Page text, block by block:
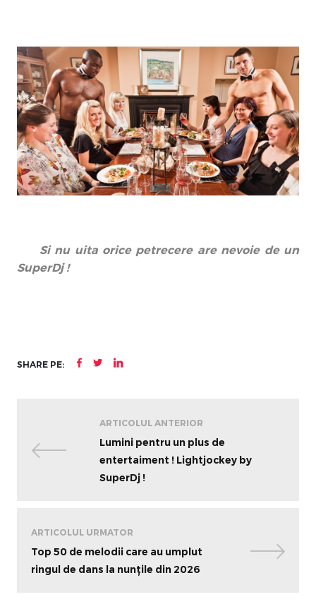
Si nu uita orice petrecere are nevoie de un
SuperDj !
SHARE PE:
ARTICOLUL ANTERIOR
Lumini pentru un plus de
entertaiment ! Lightjockey by
SuperDj !
ARTICOLUL URMATOR
Top 50 de melodii care au umplut
ringul de dans la nunțile din 2026